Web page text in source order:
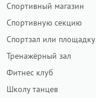
Спортивный магазин
Спортивную секцию
Спортзал или площадку
Тренажёрный зал
Фитнес клуб
Школу танцев